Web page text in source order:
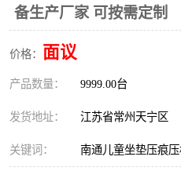
备生产厂家 可按需定制
价格： 面议
产品数量： 9999.00台
发货地址： 江苏省常州天宁区
关键词： 南通儿童坐垫压痕